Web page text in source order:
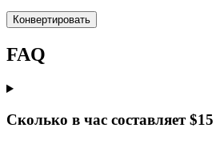
Конвертировать
FAQ
Сколько в час составляет